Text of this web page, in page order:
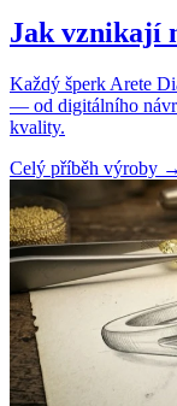
Jak vznikají
Každý šperk Arete
— od digitálního
kvality.
Celý příběh výroby →